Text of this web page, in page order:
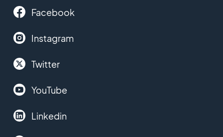
Facebook
Instagram
Twitter
YouTube
Linkedin